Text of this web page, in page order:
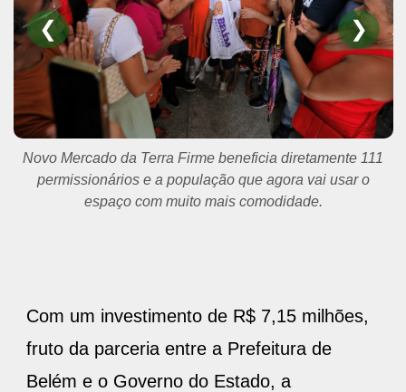
❮ ❯
Durante a entrega, o prefeito percorreu o novo Mercado da
Terra Firme junto com os permissionários que vão atuar no
prédio.
Com um investimento de R$ 7,15 milhões,
fruto da parceria entre a Prefeitura de
Belém e o Governo do Estado, a